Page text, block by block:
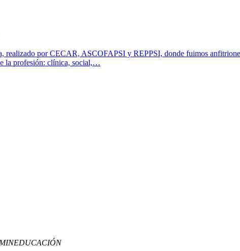
realizado por CECAR, ASCOFAPSI y REPPSI, donde fuimos
la profesión: clínica, social,…